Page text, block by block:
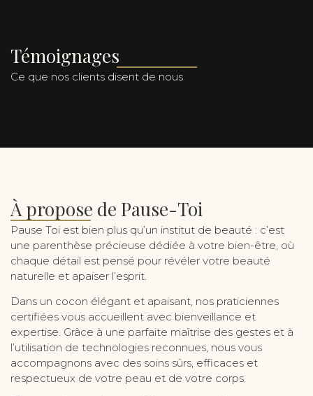
Témoignages
Ce que nos clients disent de nous
À propose de Pause-Toi
Pause Toi est bien plus qu’un institut de beauté : c’est
une parenthèse précieuse dédiée à votre bien-être, où
chaque détail est pensé pour révéler votre beauté
naturelle et apaiser l’esprit.
Dans un cocon élégant et apaisant, nos praticiennes
certifiées vous accueillent avec bienveillance et
expertise. Grâce à une parfaite maîtrise des gestes et à
l’utilisation de technologies reconnues, nous vous
accompagnons avec des soins sûrs, efficaces et
respectueux de votre peau et de votre corps.